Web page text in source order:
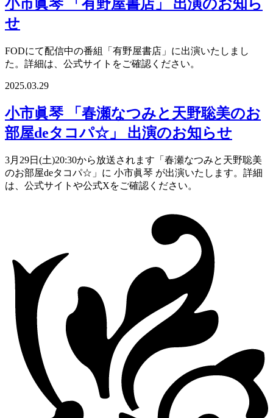
小市眞琴 「有野屋書店」 出演のお知ら
せ
FODにて配信中の番組「有野屋書店」に出演いたしまし
た。詳細は、公式サイトをご確認ください。
2025.03.29
小市眞琴 「春瀬なつみと天野聡美のお
部屋deタコパ☆」 出演のお知らせ
3月29日(土)20:30から放送されます「春瀬なつみと天野聡美
のお部屋deタコパ☆」に 小市眞琴 が出演いたします。詳細
は、公式サイトや公式Xをご確認ください。